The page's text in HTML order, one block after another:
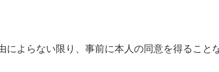
によらない限り、事前に本人の同意を得ること